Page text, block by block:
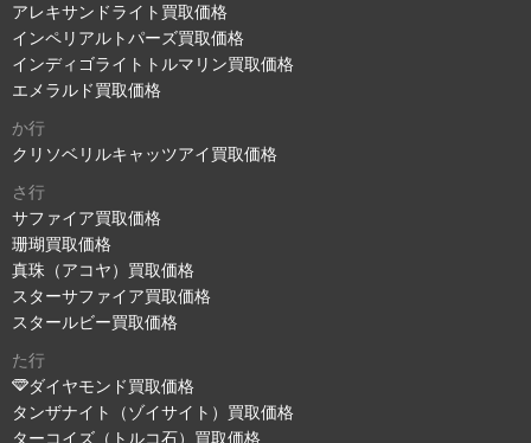
アレキサンドライト買取価格
インペリアルトパーズ買取価格
インディゴライトトルマリン買取価格
エメラルド買取価格
か行
クリソベリルキャッツアイ買取価格
さ行
サファイア買取価格
珊瑚買取価格
真珠（アコヤ）買取価格
スターサファイア買取価格
スタールビー買取価格
た行
ダイヤモンド買取価格
タンザナイト（ゾイサイト）買取価格
ターコイズ（トルコ石）買取価格